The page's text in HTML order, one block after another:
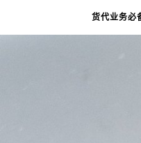
货代业务必